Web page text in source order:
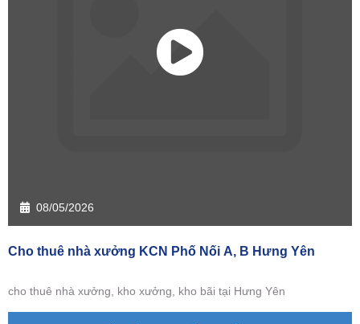
08/05/2026
Cho thuê nhà xưởng KCN Phố Nối A, B Hưng Yên
cho thuê nhà xưởng, kho xưởng, kho bãi tại Hưng Yên